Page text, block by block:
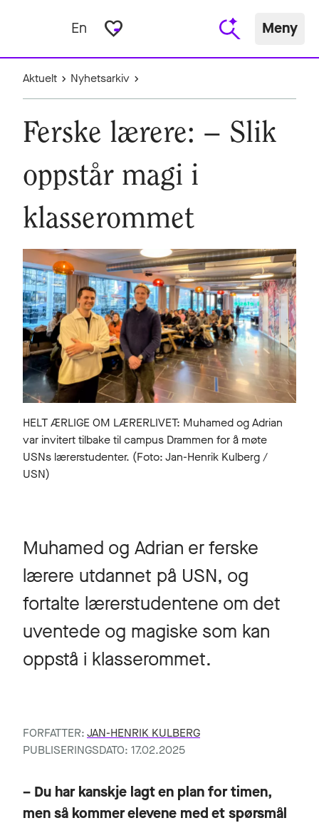
En favorite_border Meny
Aktuelt Nyhetsarkiv
Ferske lærere: – Slik
oppstår magi i
klasserommet
HELT ÆRLIGE OM LÆRERLIVET: Muhamed og Adrian
var invitert tilbake til campus Drammen for å møte
USNs lærerstudenter. (Foto: Jan-Henrik Kulberg /
USN)
Muhamed og Adrian er ferske
lærere utdannet på USN, og
fortalte lærerstudentene om det
uventede og magiske som kan
oppstå i klasserommet.
FORFATTER:JAN-HENRIK KULBERG
PUBLISERINGSDATO: 17.02.2025
– Du har kanskje lagt en plan for timen,
men så kommer elevene med et spørsmål